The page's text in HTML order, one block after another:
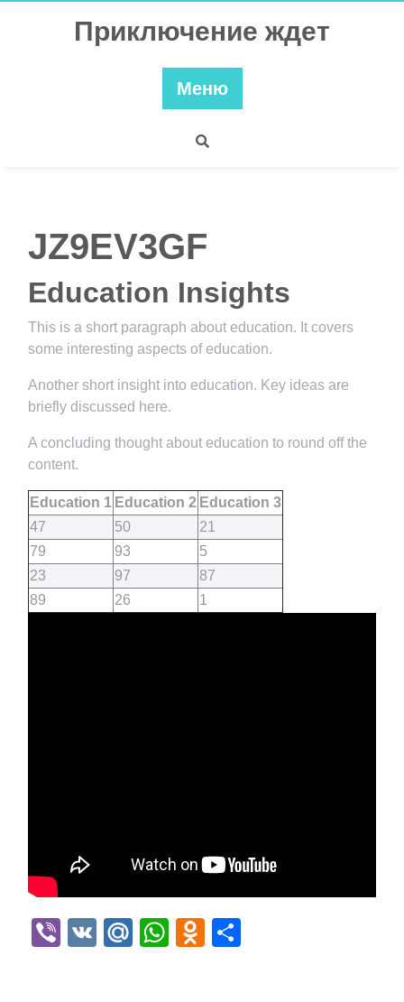
Приключение ждет
Меню
JZ9EV3GF
Education Insights
This is a short paragraph about education. It covers
some interesting aspects of education.
Another short insight into education. Key ideas are
briefly discussed here.
A concluding thought about education to round off the
content.
Education 1 Education 2 Education 3
47
50
21
79
93
5
23
97
87
89
26 1
Viber
VK Mail.Ru
WhatsApp
Odnoklassniki